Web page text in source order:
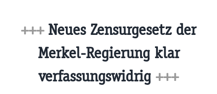
+++Neues Zensurgesetz der
Merkel-Regierung klar
verfassungswidrig +++